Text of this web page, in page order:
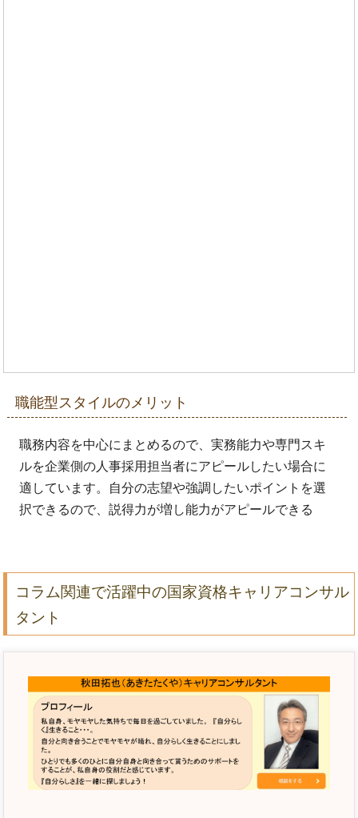
職能型スタイルのメリット
職務内容を中心にまとめるので、実務能力や専門スキ
ルを企業側の人事採用担当者にアピールしたい場合に
適しています。自分の志望や強調したいポイントを選
択できるので、説得力が増し能力がアピールできる
コラム関連で活躍中の国家資格キャリアコンサル
タント